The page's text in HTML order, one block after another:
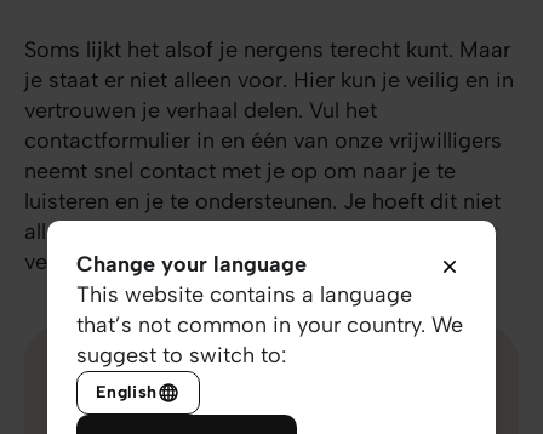
Soms lijkt het alsof je nergens terecht kunt. Maar
je staat er niet alleen voor. Hier kun je veilig en in
vertrouwen je verhaal delen. Vul het
contactformulier in en één van onze vrijwilligers
neemt snel contact met je op om naar je te
luisteren en je te ondersteunen. Je hoeft dit niet
alleen te dragen. Een klein stapje kan een groot
verschil maken.
E-mail
Change your language
This website contains a language
that’s not common in your country. We
suggest to switch to:
English